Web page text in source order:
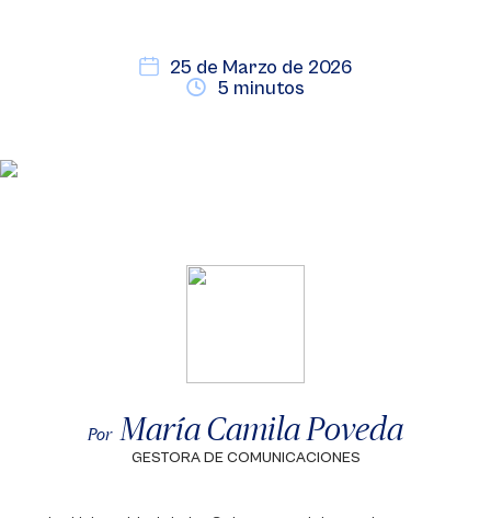
25 de Marzo de 2026
5 minutos
Por María Camila Poveda
GESTORA DE COMUNICACIONES